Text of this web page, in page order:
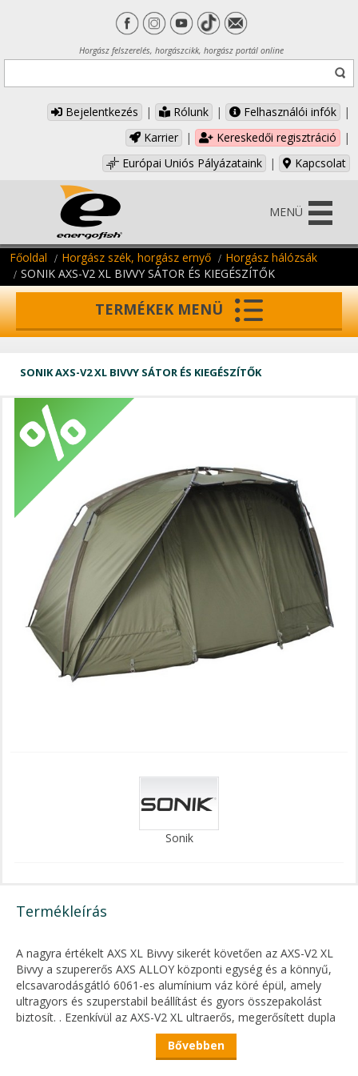
Horgász felszerelés, horgászcikk, horgász portál online
Bejelentkezés | Rólunk | Felhasználói infók
|
Karrier
| Kereskedői regisztráció
|
Európai Uniós Pályázataink
| Kapcsolat
MENÜ
Főoldal Horgász szék, horgász ernyő
Horgász hálózsák
SONIK AXS-V2 XL BIVVY SÁTOR ÉS KIEGÉSZÍTŐK
TERMÉKEK MENÜ
SONIK AXS-V2 XL BIVVY SÁTOR ÉS KIEGÉSZÍTŐK
Sonik
Termékleírás
A nagyra értékelt AXS XL Bivvy sikerét követően az AXS-V2 XL
Bivvy a szupererős AXS ALLOY központi egység és a könnyű,
elcsavarodásgátló 6061-es alumínium váz köré épül, amely
ultragyors és szuperstabil beállítást és gyors összepakolást
biztosít. . Ezenkívül az AXS-V2 XL ultraerős, megerősített dupla
falvastagságú oszlopok felhasználásával készült nagy
Bővebben